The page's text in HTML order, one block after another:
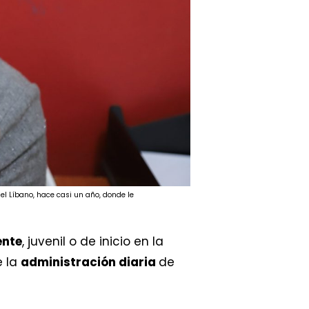
Líbano, hace casi un año, donde le
, juvenil o de inicio en la
la administración diaria de